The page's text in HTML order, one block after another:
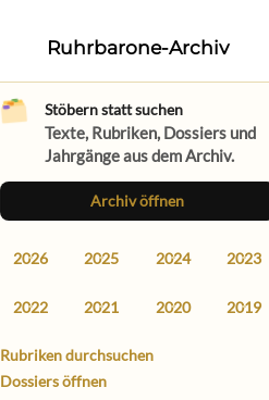
Ruhrbarone-Archiv
Stöbern statt suchen
Texte, Rubriken, Dossiers und
Jahrgänge aus dem Archiv.
Archiv öffnen
2026 2025 2024 2023
2022 2021 2020 2019
Rubriken durchsuchen
Dossiers öffnen